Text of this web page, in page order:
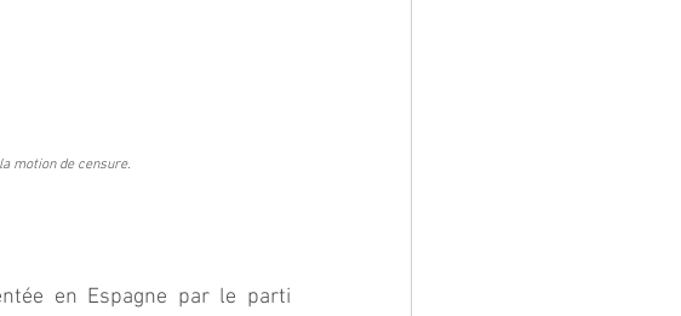
motion de censure.
en Espagne par le parti